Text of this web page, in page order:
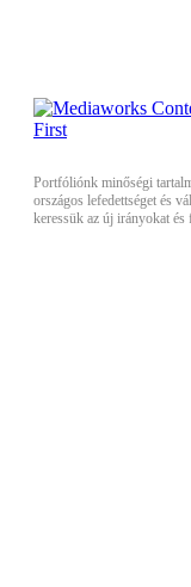
Portfóliónk minőségi
országos lefedettséget és
keressük az új irányokat és